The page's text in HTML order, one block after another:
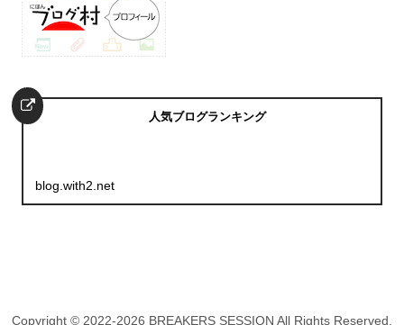
人気ブログランキング
blog.with2.net
Copyright © 2022-2026 BREAKERS SESSION All Rights Reserved.